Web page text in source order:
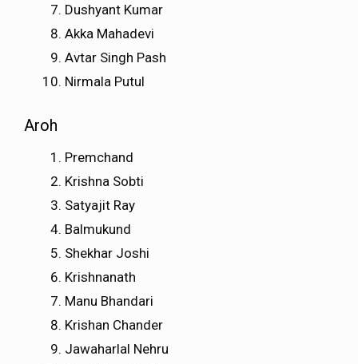
Dushyant Kumar
Akka Mahadevi
Avtar Singh Pash
Nirmala Putul
Aroh
Premchand
Krishna Sobti
Satyajit Ray
Balmukund
Shekhar Joshi
Krishnanath
Manu Bhandari
Krishan Chander
Jawaharlal Nehru